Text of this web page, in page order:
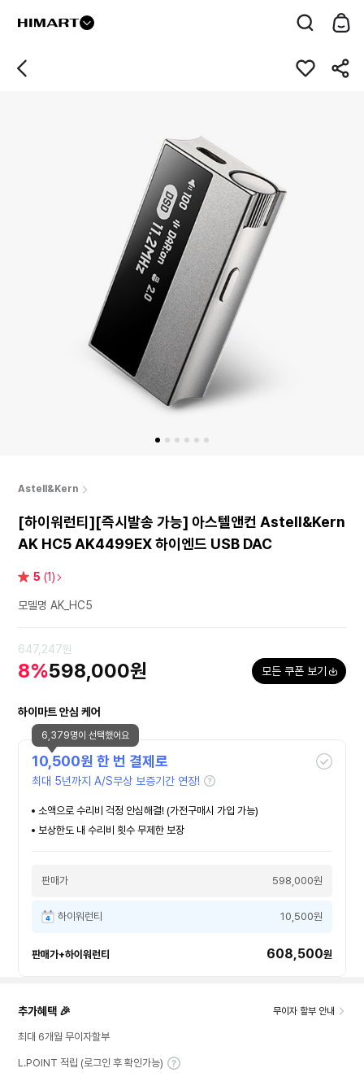
Astell&Kern
[하이워런티][즉시발송 가능] 아스텔앤컨 Astell&Kern
AK HC5 AK4499EX 하이엔드 USB DAC
별 5 (1)
모델명 AK_HC5
647,247원
8%598,000원 모든 쿠폰 보기
하이마트 안심 케어
10,500원 한 번 결제로
최대 5년까지 A/S무상 보증기간 연장!
소액으로 수리비 걱정 안심해결! (가전구매시 가입 가능)
보상한도 내 수리비 횟수 무제한 보장
판매가 598,000원
하이워런티 10,500원
판매가+하이워런티 608,500원
6,379명이 선택했어요
추가혜택 🎉 무이자 할부 안내
최대 6개월 무이자할부
L.POINT 적립 (로그인 후 확인가능)